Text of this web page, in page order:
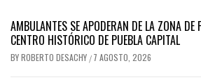
AMBULANTES SE APODERAN DE LA ZONA DE
CENTRO HISTÓRICO DE PUEBLA CAPITAL
BYROBERTO DESACHY / 7 AGOSTO, 2026